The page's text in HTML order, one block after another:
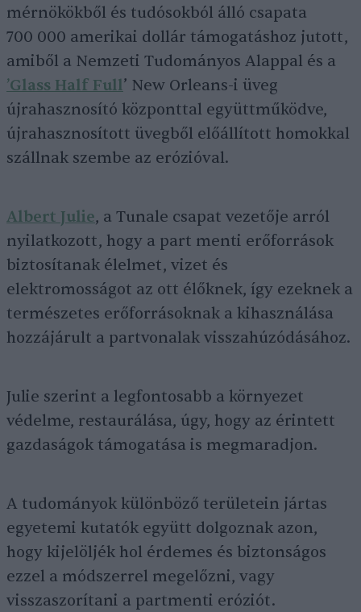
mérnökökből és tudósokból álló csapata
700 000 amerikai dollár támogatáshoz jutott,
amiből a Nemzeti Tudományos Alappal és a
’Glass Half Full’ New Orleans-i üveg
újrahasznosító központtal együttműködve,
újrahasznosított üvegből előállított homokkal
szállnak szembe az erózióval.
Albert Julie, a Tunale csapat vezetője arról
nyilatkozott, hogy a part menti erőforrások
biztosítanak élelmet, vizet és
elektromosságot az ott élőknek, így ezeknek a
természetes erőforrásoknak a kihasználása
hozzájárult a partvonalak visszahúzódásához.
Julie szerint a legfontosabb a környezet
védelme, restaurálása, úgy, hogy az érintett
gazdaságok támogatása is megmaradjon.
A tudományok különböző területein jártas
egyetemi kutatók együtt dolgoznak azon,
hogy kijelöljék hol érdemes és biztonságos
ezzel a módszerrel megelőzni, vagy
visszaszorítani a partmenti eróziót.